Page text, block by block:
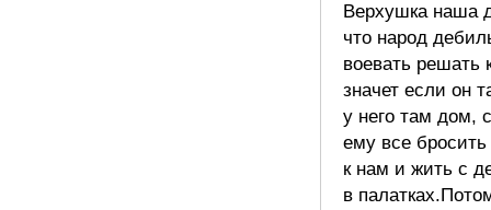
Верхушка наша
что народ
воевать решать
значет если он
у него там дом,
ему все
к нам и жить с
в